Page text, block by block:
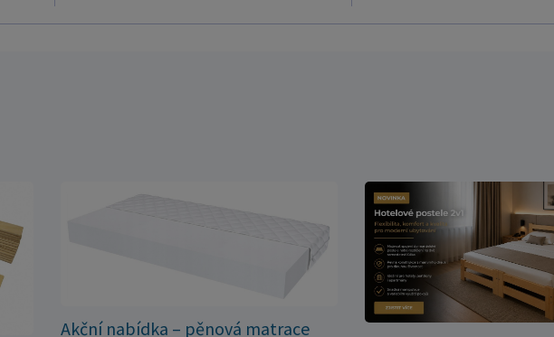
Akční nabídka – pěnová matrace